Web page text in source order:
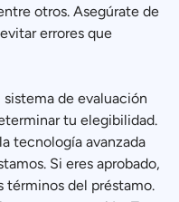
otros. Asegúrate de
errores que
de evaluación
tu elegibilidad.
tecnología avanzada
Si eres aprobado,
términos del préstamo.